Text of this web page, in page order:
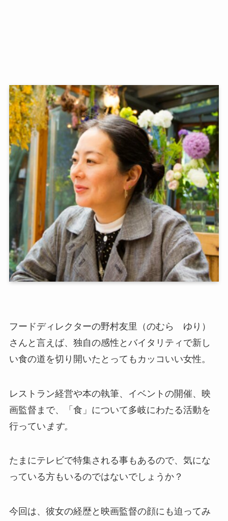
フードディレクターの野村友里（のむら ゆり）
さんと言えば、独自の感性とバイタリティで新し
い食の道を切り開いたとってもカッコいい女性。
レストラン経営や本の執筆、イベントの開催、映
画監督まで、「食」について多岐にわたる活動を
行ってい ます。
たまにテレビで特集される事もあるので、気にな
っている方もいるのではないでしょうか？
今回は、彼女の経歴と映画監督の顔にも迫ってみ